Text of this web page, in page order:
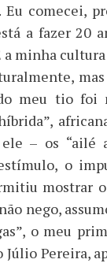
Eu comecei,
a fazer 20
a minha
meu tio foi
– os “ailé
o
mostrar
nego,
o meu
Pereira,